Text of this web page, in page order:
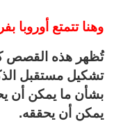
وهنا تتمتع أوروبا
تُظهر هذه القصص
تشكيل مستقبل
بشأن ما يمكن أن
يمكن أن يحققه.